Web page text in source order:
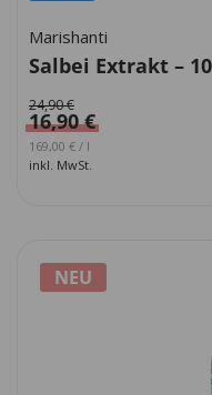
Marishanti
Salbei Extrakt –
24,90€
16,90€
Ursprünglicher Preis war:
169,00 €Aktueller Preis ist:
/ l
inkl. MwSt.
NEU